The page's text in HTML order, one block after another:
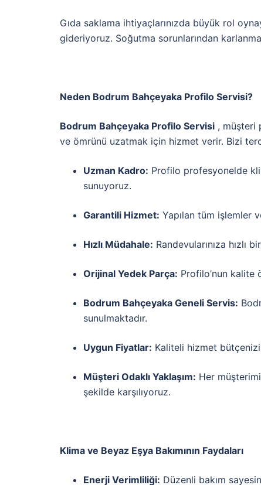
Gıda saklama ihtiyaçlarınızda büyük rol
gideriyoruz. Soğutma sorunlarından
Neden Bodrum Bahçeyaka Profilo Servisi?
Bodrum Bahçeyaka Profilo Servisi , müşteri
ve ömrünü uzatmak için hizmet verir. Bizi
Uzman Kadro: Profilo profesyonelde
sunuyoruz.
Garantili Hizmet: Yapılan tüm işlemler
Hızlı Müdahale: Randevularınıza hızlı
Orijinal Yedek Parça: Profilo’nun kalite
Bodrum Bahçeyaka Geneli Servis:
sunulmaktadır.
Uygun Fiyatlar: Kaliteli hizmet
Müşteri Odaklı Yaklaşım: Her
şekilde karşılıyoruz.
Klima ve Beyaz Eşya Bakımının Faydaları
Enerji Verimliliği: Düzenli bakım